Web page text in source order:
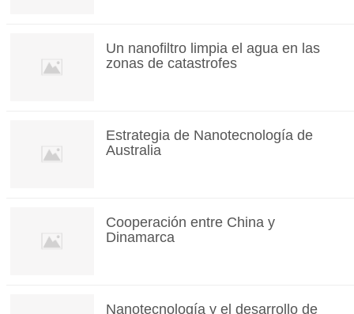
Un nanofiltro limpia el agua en las
zonas de catastrofes
Estrategia de Nanotecnología de
Australia
Cooperación entre China y
Dinamarca
Nanotecnología y el desarrollo de